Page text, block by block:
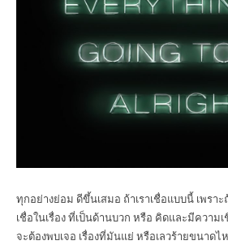
ทุกอย่างย่อม ดีขึ้นเสมอ ถ้าเราเชื่อแบบนี้ เพรา
เชื่อในเรื่อง ที่เป็นด้านบวก หรือ คิดและมีความเ
จะต้องพบเจอ เรื่องที่มันแย่ หรือเลวร้ายขนาด